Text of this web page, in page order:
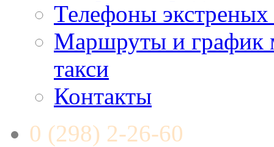
Телефоны
Маршруты и график
такси
Контакты
0 (298) 2-26-60